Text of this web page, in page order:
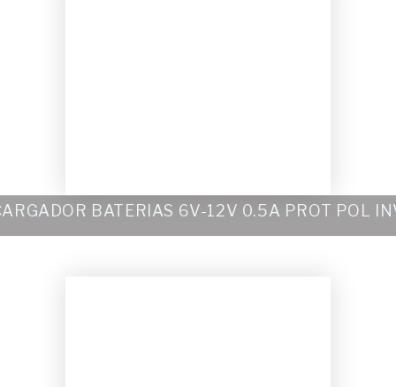
BATERIAS 6V-12V 0.5A PROT POL